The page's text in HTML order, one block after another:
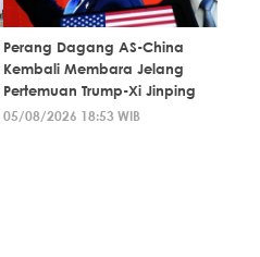
Perang Dagang AS-China
Kembali Membara Jelang
Pertemuan Trump-Xi Jinping
05/08/2026 18:53 WIB